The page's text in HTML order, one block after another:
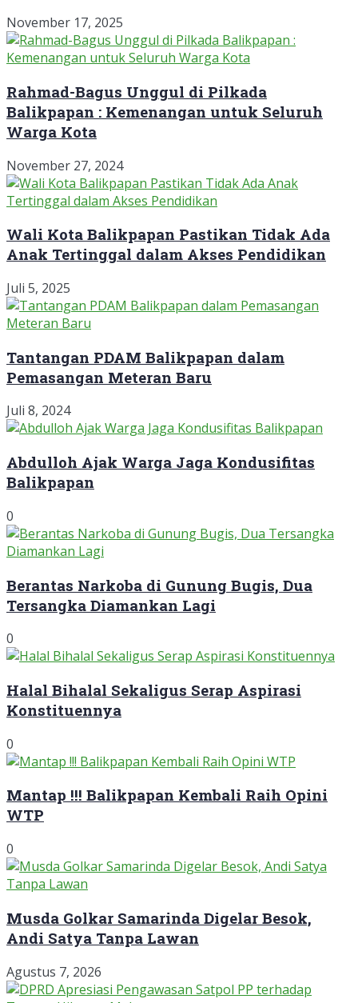
November 17, 2025
Rahmad-Bagus Unggul di Pilkada
Balikpapan : Kemenangan untuk Seluruh
Warga Kota
November 27, 2024
Wali Kota Balikpapan Pastikan Tidak Ada
Anak Tertinggal dalam Akses Pendidikan
Juli 5, 2025
Tantangan PDAM Balikpapan dalam
Pemasangan Meteran Baru
Juli 8, 2024
Abdulloh Ajak Warga Jaga Kondusifitas
Balikpapan
0
Berantas Narkoba di Gunung Bugis, Dua
Tersangka Diamankan Lagi
0
Halal Bihalal Sekaligus Serap Aspirasi
Konstituennya
0
Mantap !!! Balikpapan Kembali Raih Opini
WTP
0
Musda Golkar Samarinda Digelar Besok,
Andi Satya Tanpa Lawan
Agustus 7, 2026